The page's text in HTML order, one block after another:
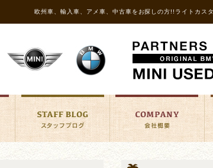
欧州車、輸入車、アメ車、中古車をお探しの方!!ライトカス